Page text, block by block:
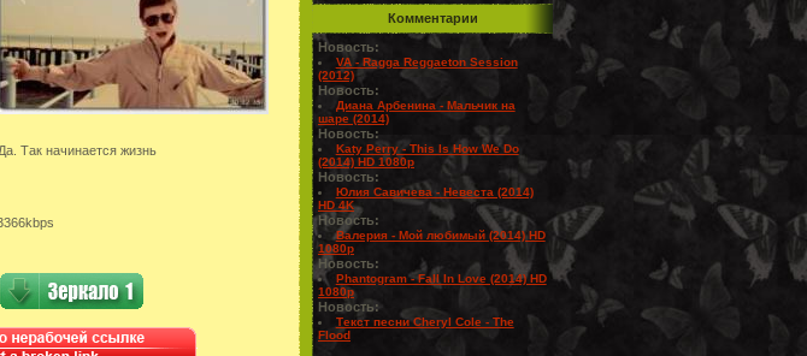
Так начинается жизнь
Комментарии
Новость:
VA - Ragga Reggaeton Session
(2012)
Новость:
Диана Арбенина - Мальчик на
шаре (2014)
Новость:
Katy Perry - This Is How We Do
(2014) HD 1080p
Новость:
Юлия Савичева - Невеста (2014)
HD 4K
Новость:
Валерия - Мой любимый (2014) HD
1080p
Новость:
Phantogram - Fall In Love (2014) HD
1080p
Новость:
Текст песни Cheryl Cole - The
Flood